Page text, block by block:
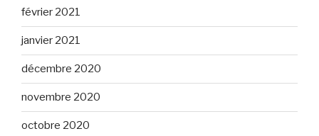
février 2021
janvier 2021
décembre 2020
novembre 2020
octobre 2020